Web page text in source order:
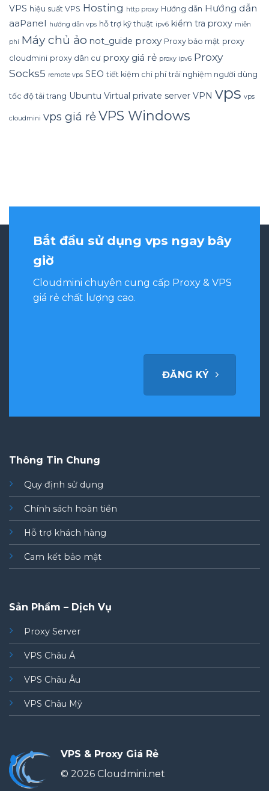
VPS hiệu suất VPS Hosting http proxy Hướng dẫn Hướng dẫn
aaPanel hướng dẫn vps hỗ trợ kỹ thuật ipv6 kiểm tra proxy miễn
phí Máy chủ ảo not_guide proxy Proxy bảo mật proxy
cloudmini proxy dân cư proxy giá rẻ proxy ipv6 Proxy
Socks5 remote vps SEO tiết kiệm chi phí trải nghiệm người dùng
tốc độ tải trang Ubuntu Virtual private server VPN vps vps
cloudmini vps giá rẻVPS Windows
Bắt đầu sử dụng vps ngay bây
giờ
Cloudmini chuyên cung cấp Proxy & VPS
giá rẻ chất lượng cao.
ĐĂNG KÝ
Thông Tin Chung
Quy định sử dụng
Chính sách hoàn tiền
Hỗ trợ khách hàng
Cam kết bảo mật
Sản Phẩm – Dịch Vụ
Proxy Server
VPS Châu Á
VPS Châu Âu
VPS Châu Mỹ
VPS & Proxy Giá Rẻ
© 2026 Cloudmini.net